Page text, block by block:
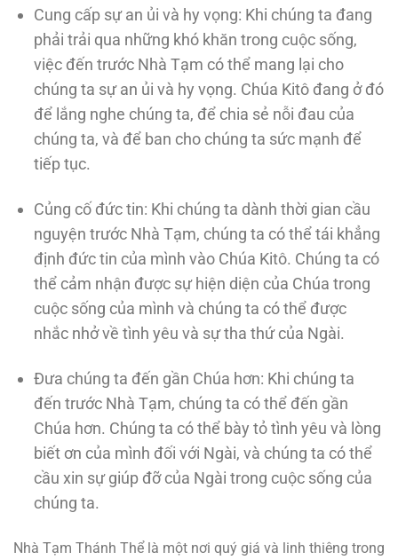
Cung cấp sự an ủi và hy vọng: Khi chúng ta đang
phải trải qua những khó khăn trong cuộc sống,
việc đến trước Nhà Tạm có thể mang lại cho
chúng ta sự an ủi và hy vọng. Chúa Kitô đang ở đó
để lắng nghe chúng ta, để chia sẻ nỗi đau của
chúng ta, và để ban cho chúng ta sức mạnh để
tiếp tục.
Củng cố đức tin: Khi chúng ta dành thời gian cầu
nguyện trước Nhà Tạm, chúng ta có thể tái khẳng
định đức tin của mình vào Chúa Kitô. Chúng ta có
thể cảm nhận được sự hiện diện của Chúa trong
cuộc sống của mình và chúng ta có thể được
nhắc nhở về tình yêu và sự tha thứ của Ngài.
Đưa chúng ta đến gần Chúa hơn: Khi chúng ta
đến trước Nhà Tạm, chúng ta có thể đến gần
Chúa hơn. Chúng ta có thể bày tỏ tình yêu và lòng
biết ơn của mình đối với Ngài, và chúng ta có thể
cầu xin sự giúp đỡ của Ngài trong cuộc sống của
chúng ta.
Nhà Tạm Thánh Thể là một nơi quý giá và linh thiêng trong